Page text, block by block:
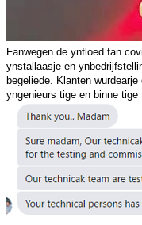
Fanwegen de ynfloed fan
ynstallaasje en
begeliede. Klanten
yngenieurs tige en binne